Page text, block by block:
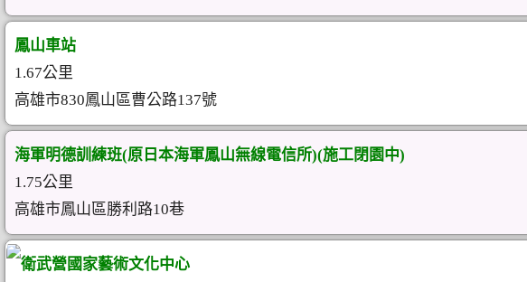
鳳山車站
1.67公里
高雄市830鳳山區曹公路137號
海軍明德訓練班(原日本海軍鳳山無線電信所)(施工閉園中)
1.75公里
高雄市鳳山區勝利路10巷
衛武營國家藝術文化中心